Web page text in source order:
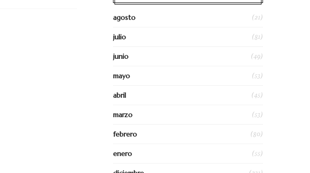
agosto (21)
julio (81)
junio (49)
mayo (53)
abril (45)
marzo (53)
febrero (80)
enero (55)